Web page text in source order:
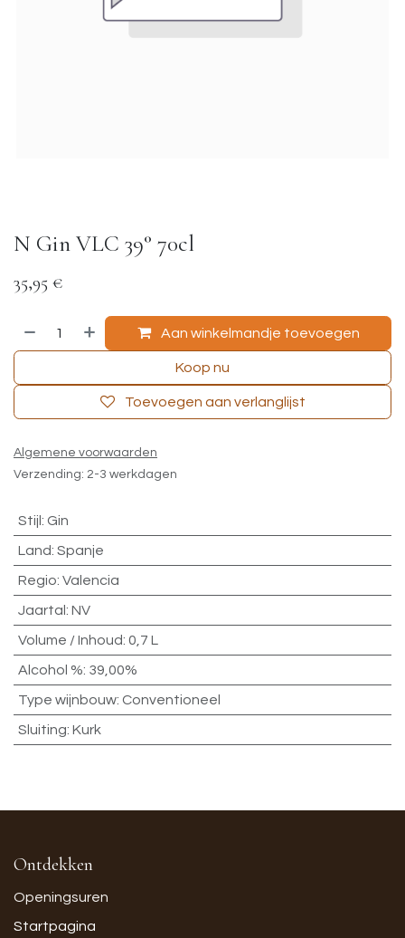
N Gin VLC 39° 70cl
35,95 €
Aan winkelmandje toevoegen
Koop nu
Toevoegen aan verlanglijst
Algemene voorwaarden
Verzending: 2-3 werkdagen
Stijl : Gin
Land: Spanje
Regio: Valencia
Jaartal : NV
Volume / Inhoud: 0,7 L
Alcohol %: 39,00%
Type wijnbouw: Conventioneel
Sluiting: Kurk
Ontdekken
Openingsuren
Startpagina